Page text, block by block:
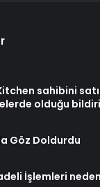
sahibini
olduğu
Göz Doldurdu
İşlemleri